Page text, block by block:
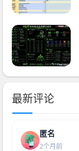
最新评论
匿名
2个月前